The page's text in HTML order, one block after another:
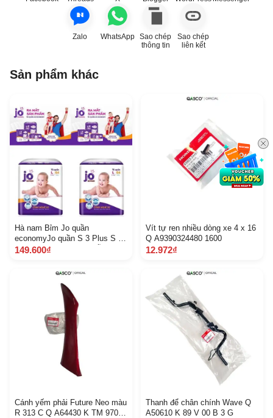
Zalo WhatsApp Sao chép
thông tin
Sao chép
liên kết
Sản phẩm khác
Hà nam Bỉm Jo quần
economyJo quần S 3 Plus S M
72L 66X L 60X XL 54Mẫu
149.600₫
Vít tự ren nhiều dòng xe 4 x 16
Q A9390324480 1600
12.972₫
Cánh yếm phải Future Neo màu
R 313 C Q A64430 K TM 970 Z
Thanh để chân chính Wave Q
A50610 K 89 V 00 B 3 G